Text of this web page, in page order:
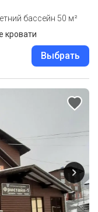
бассейн 50 м²
кровати
Выбрать